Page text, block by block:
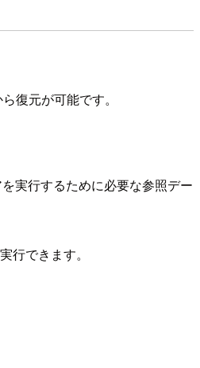
復元が可能です。
実行するために必要な参照デー
行できます。